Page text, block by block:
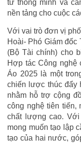
tử thông minh và
nền tảng cho cuộc
Với vai trò đơn vị
Hoài- Phó Giám
(Bộ Tài chính) cho
Hợp tác Công
Áo 2025 là một
chiến lược thúc đẩy
nhằm hỗ trợ cộng
công nghệ tiên tiến,
chất lượng cao.
mong muốn tạo lập
tạo của hai nước,